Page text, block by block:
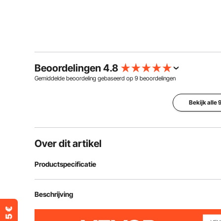
Beoordelingen 4.8
Gemiddelde beoordeling gebaseerd op 9 beoordelingen
Bekijk alle
Over dit artikel
Productspecificatie
Artikelmodelnummer
Beschrijving